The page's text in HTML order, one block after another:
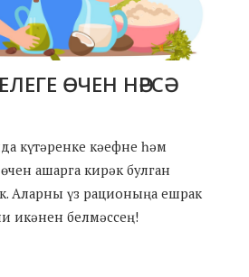
ӨЧЕН НӘРСӘ
күтәренке кәефне һәм
ашарга кирәк булган
Аларны үз рационыңа ешрак
икәнен белмәссең!